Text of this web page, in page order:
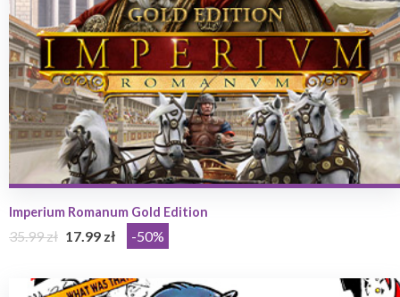
Imperium Romanum Gold Edition
35.99 zł 17.99 zł -50%